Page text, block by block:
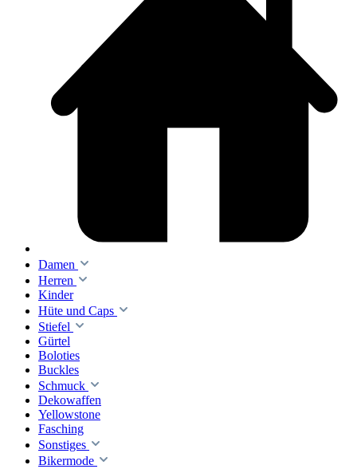
Damen
Herren
Kinder
Hüte und Caps
Stiefel
Gürtel
Boloties
Buckles
Schmuck
Dekowaffen
Yellowstone
Fasching
Sonstiges
Bikermode